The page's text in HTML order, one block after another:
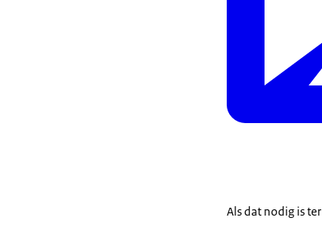
Als dat nodig is